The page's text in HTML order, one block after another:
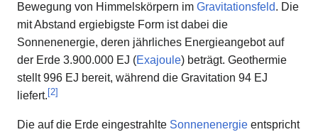
Bewegung von Himmelskörpern im Gravitationsfeld. Die
mit Abstand ergiebigste Form ist dabei die
Sonnenenergie, deren jährliches Energieangebot auf
der Erde 3.900.000 EJ (Exajoule) beträgt. Geothermie
stellt 996 EJ bereit, während die Gravitation 94 EJ
liefert. [2]
Die auf die Erde eingestrahlte Sonnenenergie entspricht